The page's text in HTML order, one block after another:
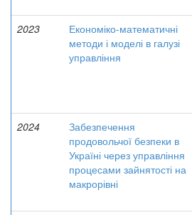
2023
Економіко-математичні
методи і моделі в галузі
управління
2024
Забезпечення
продовольчої безпеки в
Україні через управління
процесами зайнятості на
макрорівні